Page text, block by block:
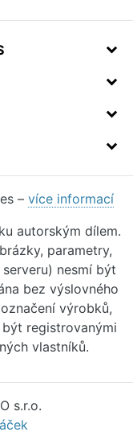
– více informací
autorským dílem.
parametry,
nesmí být
bez výslovného
výrobků,
registrovanými
vlastníků.
s.r.o.